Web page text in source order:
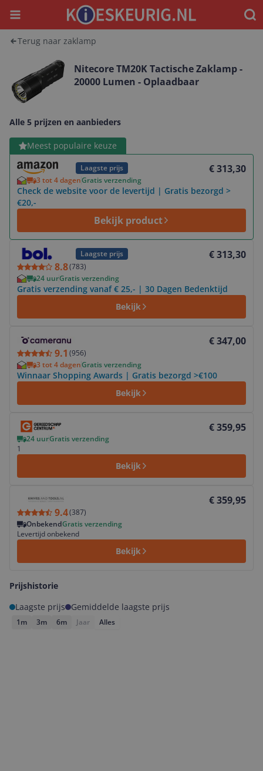
Menu
Terug naar zaklamp
Nitecore TM20K Tactische Zaklamp -
20000 Lumen - Oplaadbaar
Alle 5 prijzen en aanbieders
Meest populaire keuze
Laagste prijs € 313,30
3 tot 4 dagenGratis verzending
Check de website voor de levertijd | Gratis bezorgd >
€20,-
Bekijk product
Bekijk product
Laagste prijs
8.8(783)
€ 313,30
24 uurGratis verzending
Gratis verzending vanaf € 25,- | 30 Dagen Bedenktijd
Bekijk
Bekijk product
9.1 (956)
€ 347,00
3 tot 4 dagenGratis verzending
Winnaar Shopping Awards | Gratis bezorgd >€100
Bekijk
€ 359,95
24 uurGratis verzending
1
Bekijk
Bekijk product
9.4(387)
€ 359,95
OnbekendGratis verzending
Levertijd onbekend
Bekijk
Prijshistorie
Laagste prijs
Gemiddelde laagste prijs
1m 3m 6m Jaar Alles